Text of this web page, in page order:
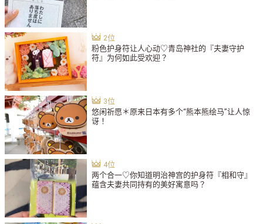
粉色护身符让人心动♡青岛神社的『夫妻守护
符』为何如此受欢迎？
悠闲祈愿＊原来日本有多个“熊本熊绘马”让人惊
讶！
两个合一♡你知道明治神宫的护身符『相和守』
蕴含夫妻共同持有的美好寓意吗？